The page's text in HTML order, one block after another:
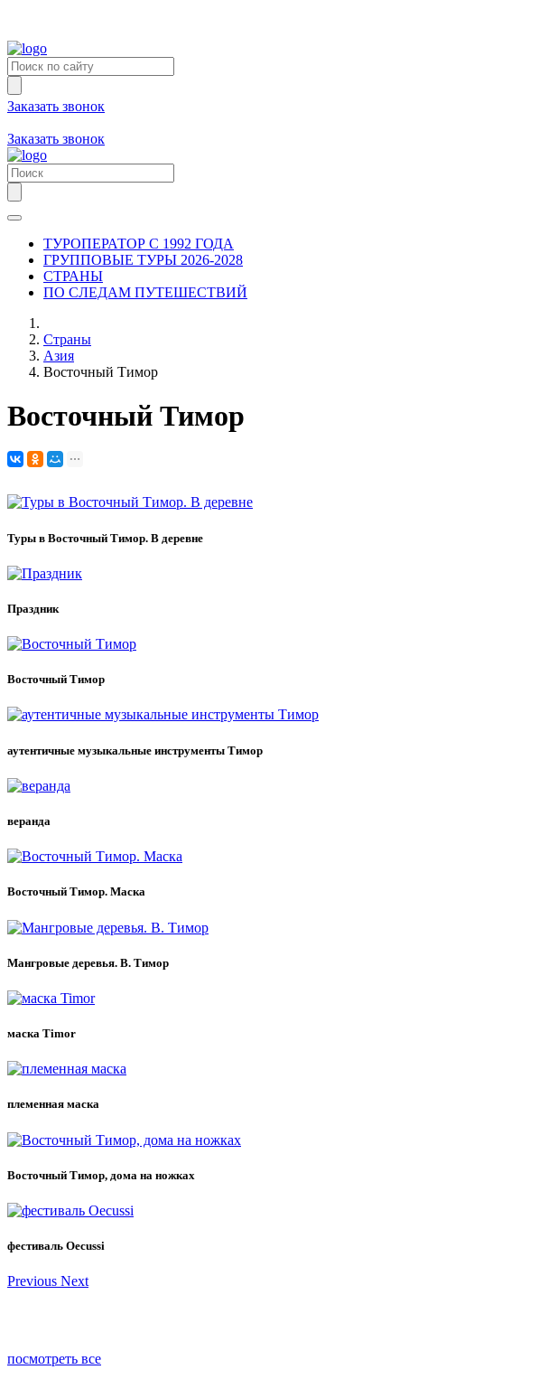
Заказать звонок
Заказать звонок
ТУРОПЕРАТОР С 1992 ГОДА
ГРУППОВЫЕ ТУРЫ 2026-2028
СТРАНЫ
ПО СЛЕДАМ ПУТЕШЕСТВИЙ
Страны
Азия
Восточный Тимор
Восточный Тимор
Туры в Восточный Тимор. В деревне
Праздник
Восточный Тимор
аутентичные музыкальные инструменты Тимор
веранда
Восточный Тимор. Маска
Мангровые деревья. В. Тимор
маска Timor
племенная маска
Восточный Тимор, дома на ножках
фестиваль Оecussi
Previous Next
посмотреть все